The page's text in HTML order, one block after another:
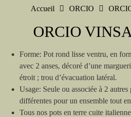
Accueil ORCIO
ORCIO
Forme: Pot rond lisse ventru, en
avec 2 anses, décoré d’une
étroit ; trou d’évacuation latéral.
Usage: Seule ou associée à 2
différentes pour un ensemble tout
Tous nos pots en terre cuite